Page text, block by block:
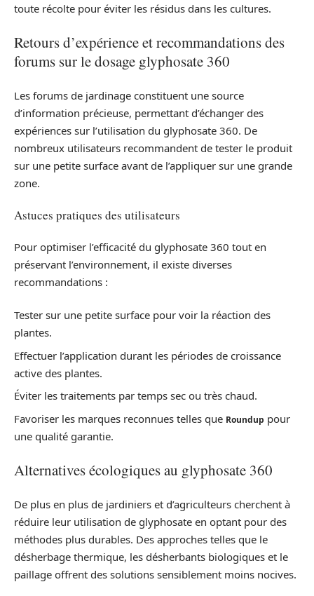
toute récolte pour éviter les résidus dans les cultures.
Retours d’expérience et recommandations des
forums sur le dosage glyphosate 360
Les forums de jardinage constituent une source
d’information précieuse, permettant d’échanger des
expériences sur l’utilisation du glyphosate 360. De
nombreux utilisateurs recommandent de tester le produit
sur une petite surface avant de l’appliquer sur une grande
zone.
Astuces pratiques des utilisateurs
Pour optimiser l’efficacité du glyphosate 360 tout en
préservant l’environnement, il existe diverses
recommandations :
Tester sur une petite surface pour voir la réaction des
plantes.
Effectuer l’application durant les périodes de croissance
active des plantes.
Éviter les traitements par temps sec ou très chaud.
Favoriser les marques reconnues telles que Roundup pour
une qualité garantie.
Alternatives écologiques au glyphosate 360
De plus en plus de jardiniers et d’agriculteurs cherchent à
réduire leur utilisation de glyphosate en optant pour des
méthodes plus durables. Des approches telles que le
désherbage thermique, les désherbants biologiques et le
paillage offrent des solutions sensiblement moins nocives.